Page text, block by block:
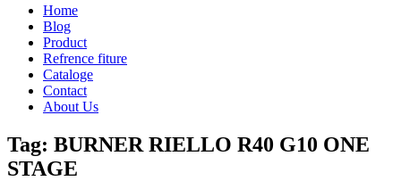
Home
Blog
Product
Refrence fiture
Cataloge
Contact
About Us
Tag: BURNER RIELLO R40 G10 ONE
STAGE